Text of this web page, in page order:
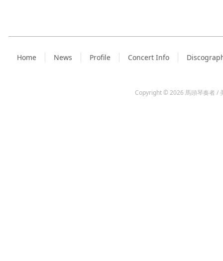
Home News Profile Concert Info
Copyright © 2026 馬頭琴奏者 /